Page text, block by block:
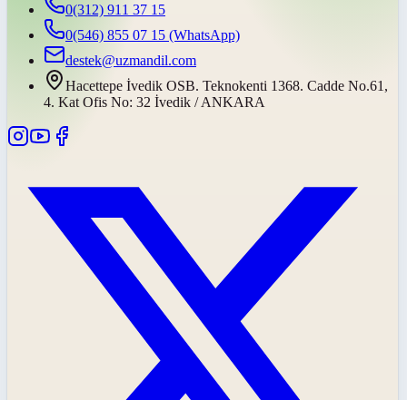
0(312) 911 37 15
0(546) 855 07 15 (WhatsApp)
destek@uzmandil.com
Hacettepe İvedik OSB. Teknokenti 1368. Cadde No.61,
4. Kat Ofis No: 32 İvedik / ANKARA